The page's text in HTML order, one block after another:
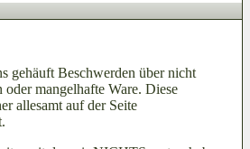
gehäuft Beschwerden über nicht
oder mangelhafte Ware. Diese
allesamt auf der Seite